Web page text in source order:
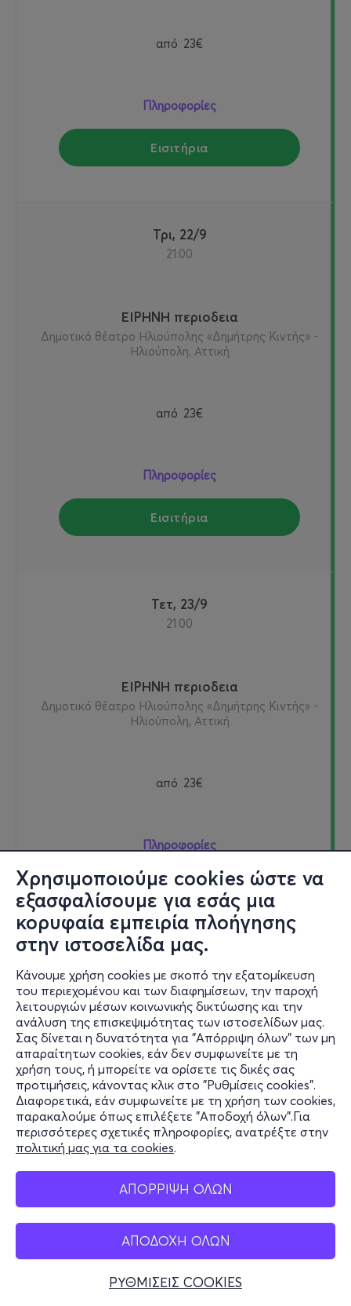
Χρησιμοποιούμε cookies ώστε να
εξασφαλίσουμε για εσάς μια
κορυφαία εμπειρία πλοήγησης
στην ιστοσελίδα μας.
Κάνουμε χρήση cookies με σκοπό την εξατομίκευση
του περιεχομένου και των διαφημίσεων, την παροχή
λειτουργιών μέσων κοινωνικής δικτύωσης και την
ανάλυση της επισκεψιμότητας των ιστοσελίδων μας.
Σας δίνεται η δυνατότητα για "Απόρριψη όλων" των μη
απαραίτητων cookies, εάν δεν συμφωνείτε με τη
χρήση τους, ή μπορείτε να ορίσετε τις δικές σας
προτιμήσεις, κάνοντας κλικ στο "Ρυθμίσεις cookies".
Διαφορετικά, εάν συμφωνείτε με τη χρήση των cookies,
παρακαλούμε όπως επιλέξετε "Αποδοχή όλων".Για
περισσότερες σχετικές πληροφορίες, ανατρέξτε στην
πολιτική μας για τα cookies.
ΑΠΟΡΡΙΨΗ ΟΛΩΝ
ΑΠΟΔΟΧΗ ΟΛΩΝ
ΡΥΘΜΙΣΕΙΣ COOKIES
από 23€
Πληροφορίες
Εισιτήρια
Τρι, 22/9
21:00
ΕΙΡΗΝΗ περιοδεια
Δημοτικό θέατρο Ηλιούπολης «Δημήτρης Κιντής» -
Ηλιούπολη, Αττική
από 23€
Πληροφορίες
Εισιτήρια
Τετ, 23/9
21:00
ΕΙΡΗΝΗ περιοδεια
Δημοτικό θέατρο Ηλιούπολης «Δημήτρης Κιντής» -
Ηλιούπολη, Αττική
από 23€
Πληροφορίες
Εισιτήρια
Σαβ, 26/9
21:00
ΕΙΡΗΝΗ περιοδεια
Κατράκειο Θέατρο - Νίκαια, Αττική
από 23€
Εισιτήρια